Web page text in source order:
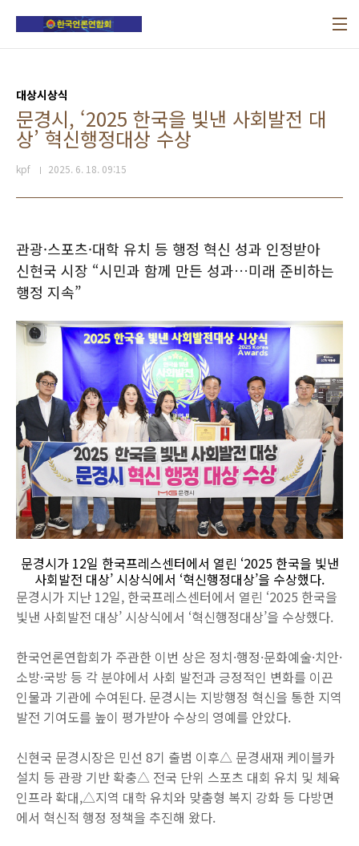
대상시상식
문경시, ‘2025 한국을 빛낸 사회발전 대
상’ 혁신행정대상 수상
kpf 2025. 6. 18. 09:15
관광·스포츠·대학 유치 등 행정 혁신 성과 인정받아
신현국 시장 “시민과 함께 만든 성과…미래 준비하는
행정 지속”
문경시가 12일 한국프레스센터에서 열린 ‘2025 한국을 빛낸
사회발전 대상’ 시상식에서 ‘혁신행정대상’을 수상했다.
문경시가 지난 12일, 한국프레스센터에서 열린 ‘2025 한국을
빛낸 사회발전 대상’ 시상식에서 ‘혁신행정대상’을 수상했다.
한국언론연합회가 주관한 이번 상은 정치·행정·문화예술·치안·
소방·국방 등 각 분야에서 사회 발전과 긍정적인 변화를 이끈
인물과 기관에 수여된다. 문경시는 지방행정 혁신을 통한 지역
발전 기여도를 높이 평가받아 수상의 영예를 안았다.
신현국 문경시장은 민선 8기 출범 이후△ 문경새재 케이블카
설치 등 관광 기반 확충△ 전국 단위 스포츠 대회 유치 및 체육
인프라 확대,△지역 대학 유치와 맞춤형 복지 강화 등 다방면
에서 혁신적 행정 정책을 추진해 왔다.